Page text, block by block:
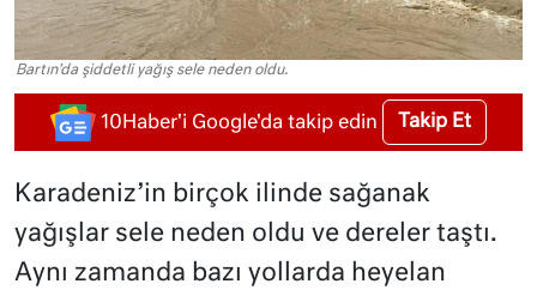
Bartın'da şiddetli yağış sele neden oldu.
10Haber'i Google'da takip edin Takip Et
Karadeniz’in birçok ilinde sağanak
yağışlar sele neden oldu ve dereler taştı.
Aynı zamanda bazı yollarda heyelan